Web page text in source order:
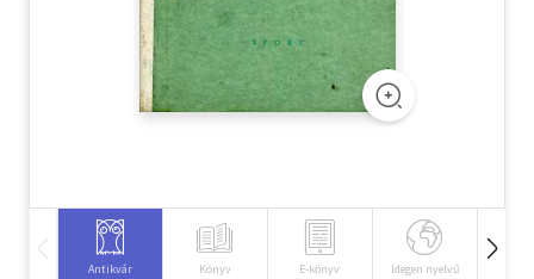
Tankönyv, segédkönyv
Társadalomtudomány
Antikvár Könyv E-könyv Idegen nyelvű